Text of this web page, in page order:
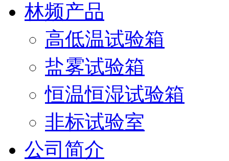
林频产品
高低温试验箱
盐雾试验箱
恒温恒湿试验箱
非标试验室
公司简介